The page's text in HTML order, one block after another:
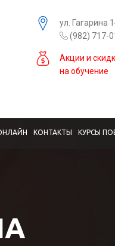
ул. Гагарина
(982) 717-
Акции и
на обучение
КОНТАКТЫ КУРСЫ